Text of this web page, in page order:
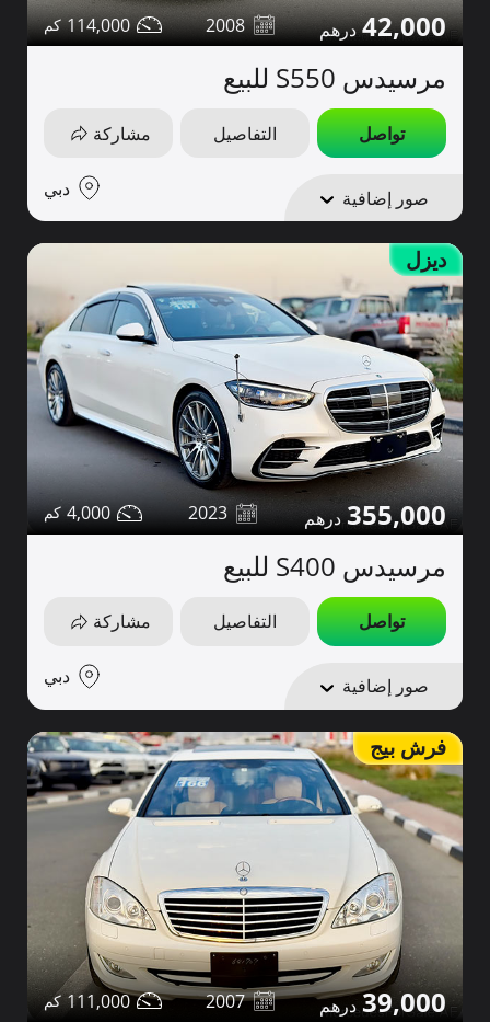
42,000
2008
114,000
مرسيدس S550 للبيع
تواصل التفاصيل مشاركة
صور إضافية دبي
ديزل
355,000
2023
4,000
مرسيدس S400 للبيع
تواصل التفاصيل مشاركة
صور إضافية دبي
فرش بيج
39,000
2007
111,000